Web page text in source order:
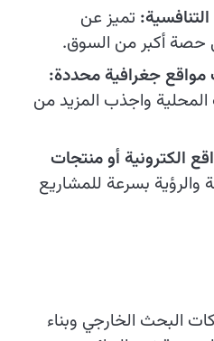
تميز عن
حصة أكبر من السوق.
جغرافية محددة:
واجذب المزيد من
الكترونية أو منتجات
والرؤية بسرعة للمشاريع
البحث الخارجي وبناء